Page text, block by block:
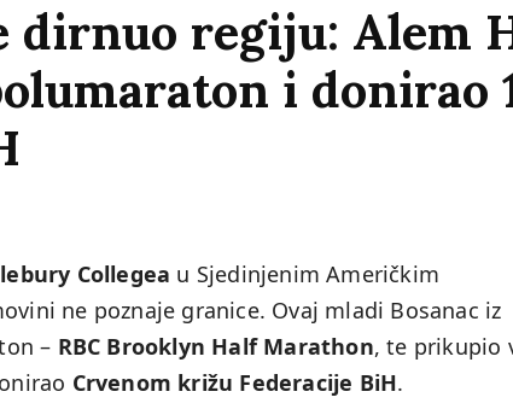
dirnuo regiju: Alem
i donirao
Collegea u Sjedinjenim Američkim
ne poznaje granice. Ovaj mladi Bosanac iz
– RBC Brooklyn Half Marathon, te prikupio
Crvenom križu Federacije BiH.